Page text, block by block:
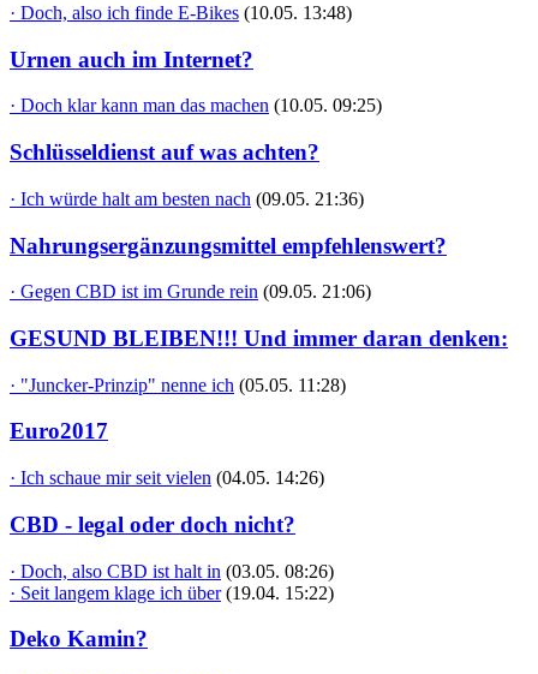
· Doch, also ich finde E-Bikes (10.05. 13:48)
Urnen auch im Internet?
· Doch klar kann man das machen (10.05. 09:25)
Schlüsseldienst auf was achten?
· Ich würde halt am besten nach (09.05. 21:36)
Nahrungsergänzungsmittel empfehlenswert?
· Gegen CBD ist im Grunde rein (09.05. 21:06)
GESUND BLEIBEN!!! Und immer daran denken:
· "Juncker-Prinzip" nenne ich (05.05. 11:28)
Euro2017
· Ich schaue mir seit vielen (04.05. 14:26)
CBD - legal oder doch nicht?
· Doch, also CBD ist halt in (03.05. 08:26)
· Seit langem klage ich über (19.04. 15:22)
Deko Kamin?